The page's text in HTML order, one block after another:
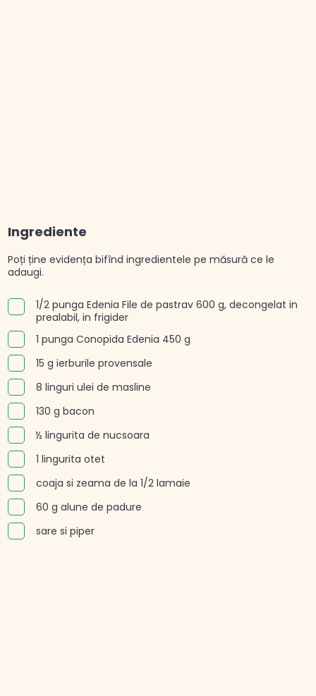
Ingrediente
Poți ține evidența bifînd ingredientele pe măsură ce le
adaugi.
1/2 punga Edenia File de pastrav 600 g, decongelat in
prealabil, in frigider
1 punga Conopida Edenia 450 g
15 g ierburile provensale
8 linguri ulei de masline
130 g bacon
½ lingurita de nucsoara
1 lingurita otet
coaja si zeama de la 1/2 lamaie
60 g alune de padure
sare si piper